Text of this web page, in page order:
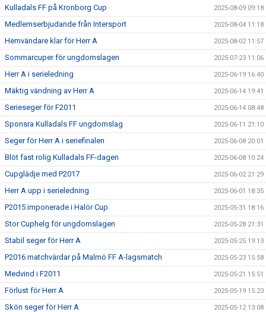
Kulladals FF på Kronborg Cup 2025-08-09 09:18
Medlemserbjudande från Intersport 2025-08-04 11:18
Hemvändare klar för Herr A 2025-08-02 11:57
Sommarcuper för ungdomslagen 2025-07-23 11:06
Herr A i serieledning 2025-06-19 16:40
Mäktig vändning av Herr A 2025-06-14 19:41
Serieseger för F2011 2025-06-14 08:48
Sponsra Kulladals FF ungdomslag 2025-06-11 21:10
Seger för Herr A i seriefinalen 2025-06-08 20:01
Blöt fast rolig Kulladals FF-dagen 2025-06-08 10:24
Cupglädje med P2017 2025-06-02 21:29
Herr A upp i serieledning 2025-06-01 18:35
P2015 imponerade i Halör Cup 2025-05-31 18:16
Stor Cuphelg för ungdomslagen 2025-05-28 21:31
Stabil seger för Herr A 2025-05-25 19:13
P2016 matchvärdar på Malmö FF A-lagsmatch 2025-05-23 15:58
Medvind i F2011 2025-05-21 15:51
Förlust för Herr A 2025-05-19 15:23
Skön seger för Herr A 2025-05-12 13:08